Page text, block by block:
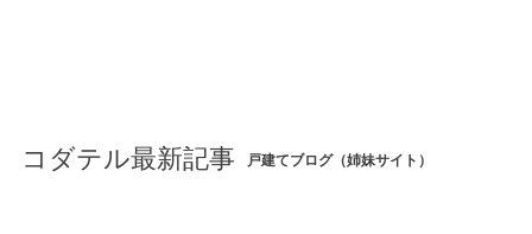
コダテル最新記事 戸建てブログ（姉妹サイト）